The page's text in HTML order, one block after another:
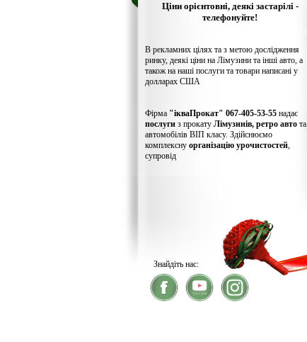
Ціни орієнтовні, деякі застарілі -
телефонуйте!
В рекламних цілях та з метою дослідження
ринку, деякі ціни на Лімузини та інші авто, а
також на наші послуги та товари написані у
долларах США
Фірма "ікваПрокат" 067-405-53-55 надає
послуги з прокату Лімузинів, ретро авто та
автомобілів ВІП класу. Здійснюємо
комплексну організацію урочистостей,
супровід
Знайдіть нас: